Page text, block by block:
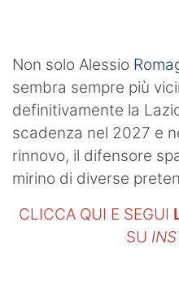
Non solo Alessio
sembra sempre più
definitivamente la
scadenza nel 2027 e
rinnovo, il difensore
mirino di diverse
CLICCA QUI E SEGUI
SU